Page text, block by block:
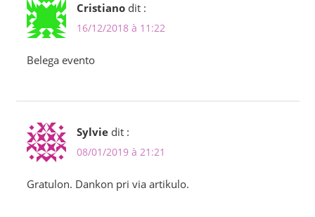
Cristiano dit :
16/12/2018 à 11:22
Belega evento
Sylvie dit :
08/01/2019 à 21:21
Gratulon. Dankon pri via artikulo.